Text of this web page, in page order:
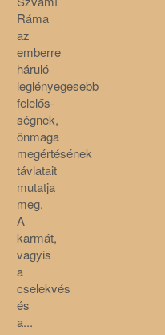
Ráma
az
emberre
háruló
leglényegesebb
felelős­
ségnek,
önmaga
megértésének
távlatait
mutatja
meg.
A
karmát,
vagyis
a
cselekvés
és
a...